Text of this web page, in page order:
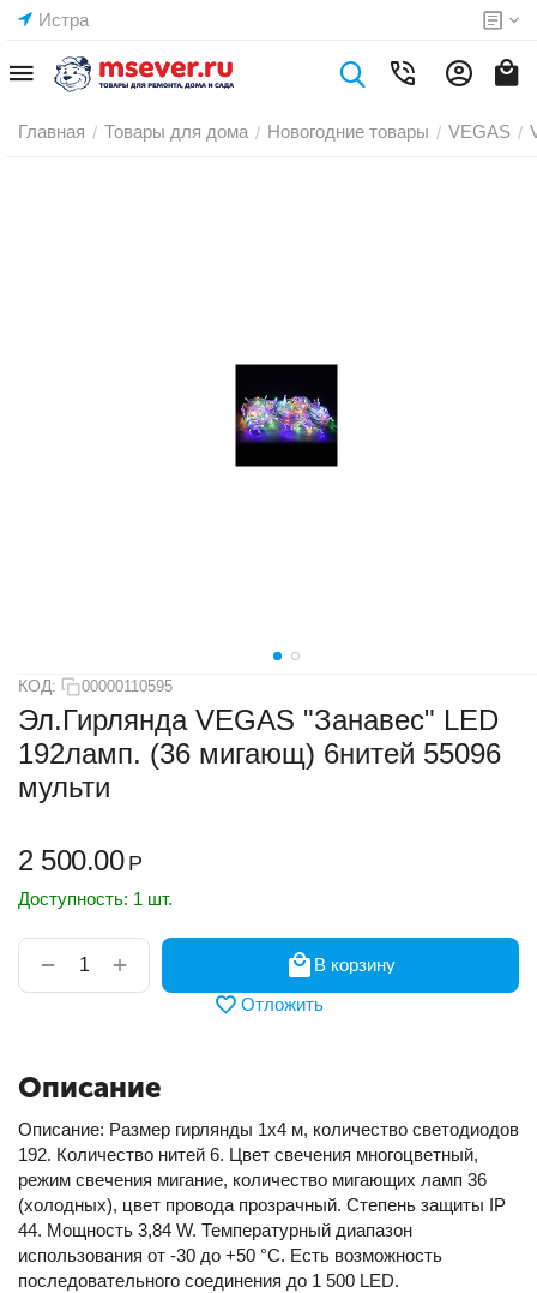
Истра
Главная / Товары для дома / Новогодние товары / VEGAS /
КОД: 00000110595
Эл.Гирлянда VEGAS "Занавес" LED
192ламп. (36 мигающ) 6нитей 55096
мульти
2 500.00 Р
Доступность: 1 шт.
+
−
В корзину
Отложить
Описание
Описание: Размер гирлянды 1х4 м, количество светодиодов
192. Количество нитей 6. Цвет свечения многоцветный,
режим свечения мигание, количество мигающих ламп 36
(холодных), цвет провода прозрачный. Степень защиты IP
44. Мощность 3,84 W. Температурный диапазон
использования от -30 до +50 °С. Есть возможность
последовательного соединения до 1 500 LED.